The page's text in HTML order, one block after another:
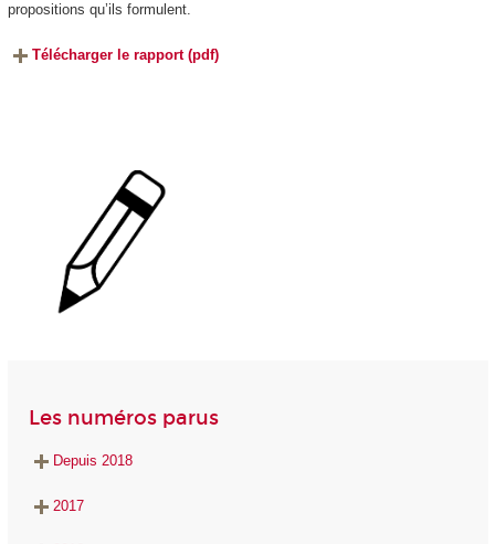
propositions qu’ils formulent.
Télécharger le rapport (pdf)
Les numéros parus
Depuis 2018
2017